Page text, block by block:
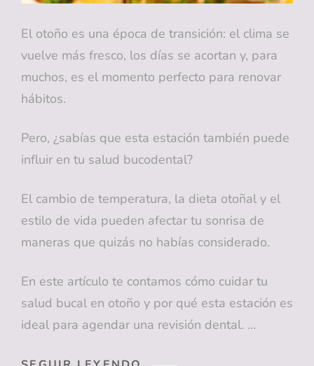
El otoño es una época de transición: el clima se
vuelve más fresco, los días se acortan y, para
muchos, es el momento perfecto para renovar
hábitos.
Pero, ¿sabías que esta estación también puede
influir en tu salud bucodental?
El cambio de temperatura, la dieta otoñal y el
estilo de vida pueden afectar tu sonrisa de
maneras que quizás no habías considerado.
En este artículo te contamos cómo cuidar tu
salud bucal en otoño y por qué esta estación es
ideal para agendar una revisión dental. …